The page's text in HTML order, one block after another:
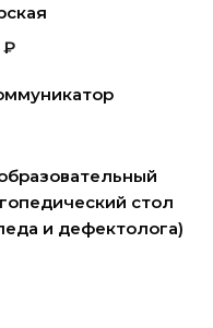
₽
стол
и дефектолога)